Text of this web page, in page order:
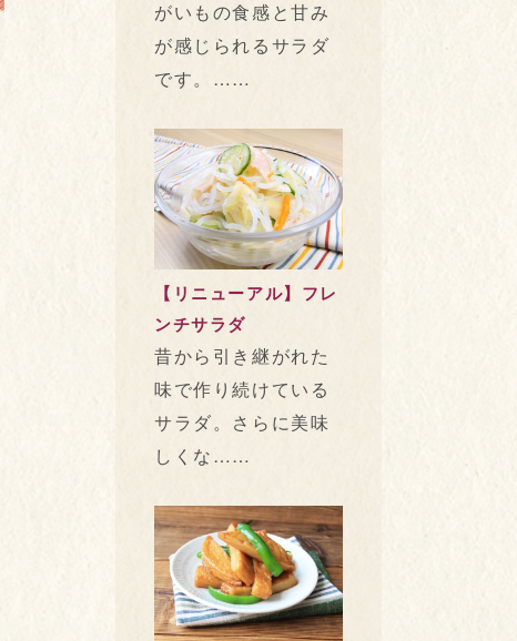
がいもの食感と甘み
が感じられるサラダ
です。……
【リニューアル】フレ
ンチサラダ
昔から引き継がれた
味で作り続けている
サラダ。さらに美味
しくな……